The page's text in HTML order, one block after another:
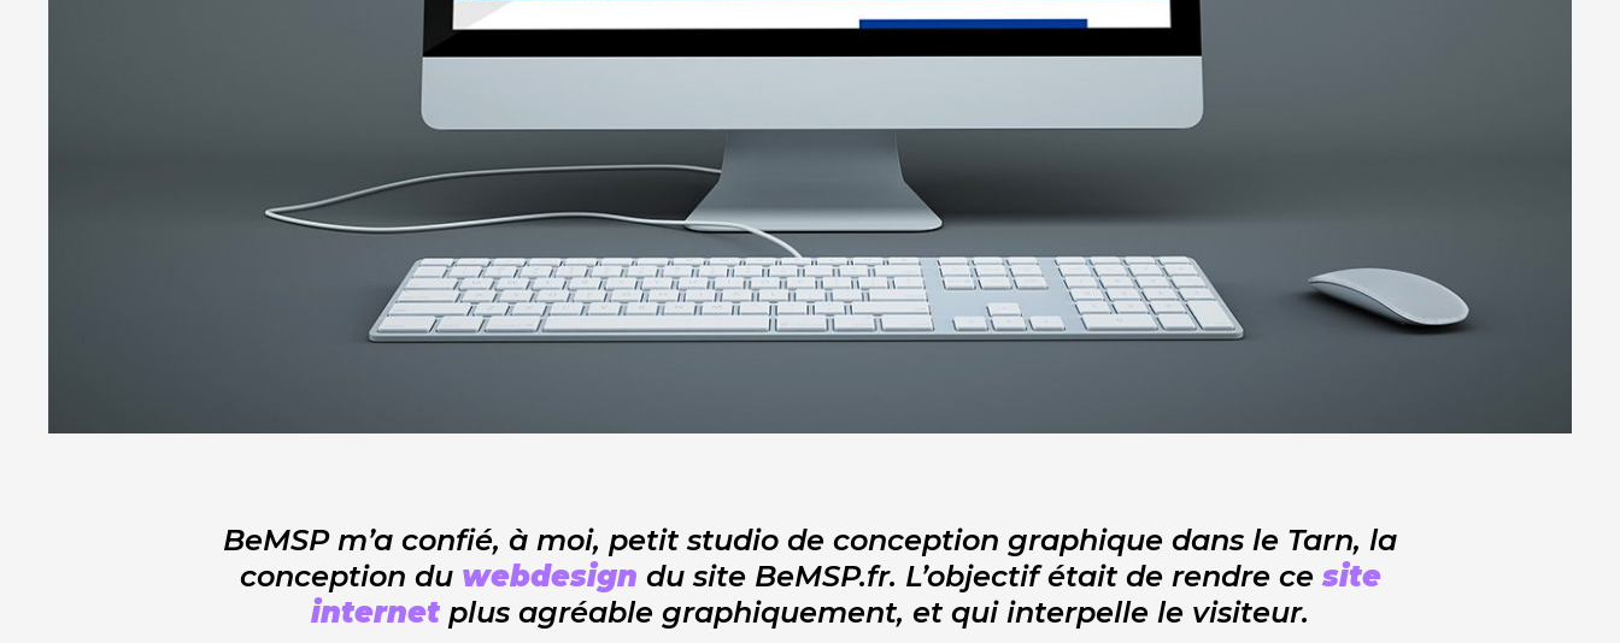
BeMSP m’a confié, à moi, petit studio de conception graphique dans le Tarn, la
conception du webdesign du site BeMSP.fr. L’objectif était de rendre cesite
internet plus agréable graphiquement, et qui interpelle le visiteur.